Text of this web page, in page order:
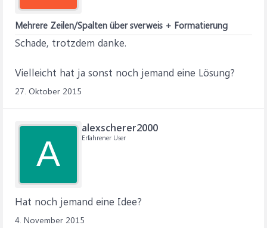
Mehrere Zeilen/Spalten über sverweis + Formatierung
Schade, trotzdem danke.
Vielleicht hat ja sonst noch jemand eine Lösung?
27. Oktober 2015
A
alexscherer2000
Erfahrener User
Hat noch jemand eine Idee?
4. November 2015